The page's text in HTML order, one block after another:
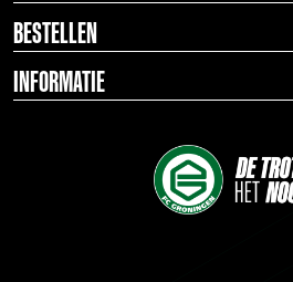
BESTELLEN
INFORMATIE